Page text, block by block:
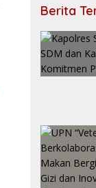
Berita